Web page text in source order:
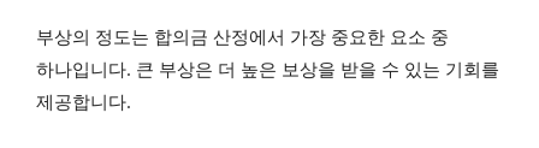
부상의 정도는 합의금 산정에서 가장 중요한 요소 중
하나입니다. 큰 부상은 더 높은 보상을 받을 수 있는 기회를
제공합니다.